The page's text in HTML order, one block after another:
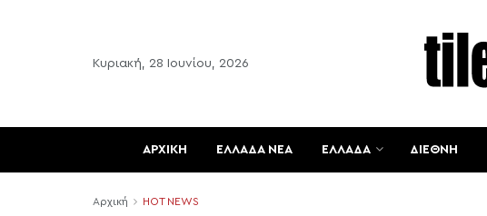
Κυριακή, 28 Ιουνίου, 2026
ΑΡΧΙΚΗ ΕΛΛΑΔΑ ΝΕΑ ΕΛΛΑΔΑ ΔΙΕΘΝΗ
Αρχική HOT NEWS